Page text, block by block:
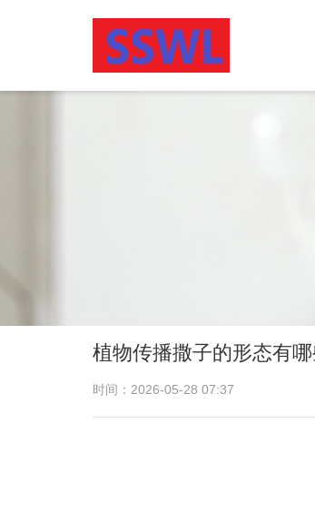
植物传播撒子的形态有
时间：2026-05-28 07:37